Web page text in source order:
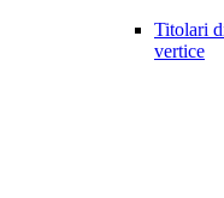
Titolari
vertice